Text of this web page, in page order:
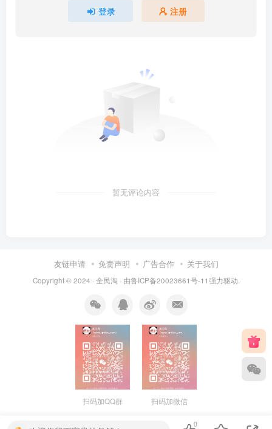
登录 注册
暂无评论内容
友链申请 免责声明 广告合作 关于我们
Copyright © 2024 · 全民淘 · 由鲁ICP备20023661号-11强力驱动.
扫码加QQ群 扫码加微信
0